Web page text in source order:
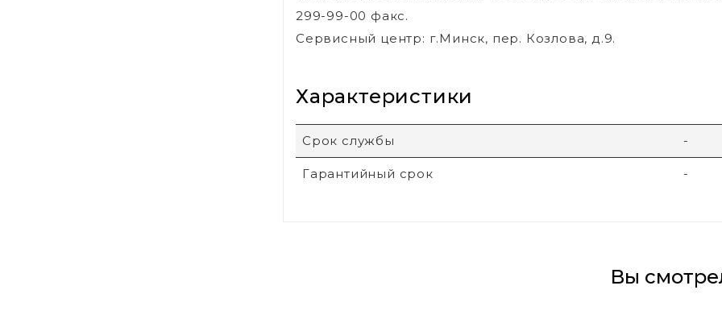
299-99-00 факс.
Сервисный центр: г.Минск, пер. Козлова, д.9.
Характеристики
Срок службы -
Гарантийный срок -
Вы